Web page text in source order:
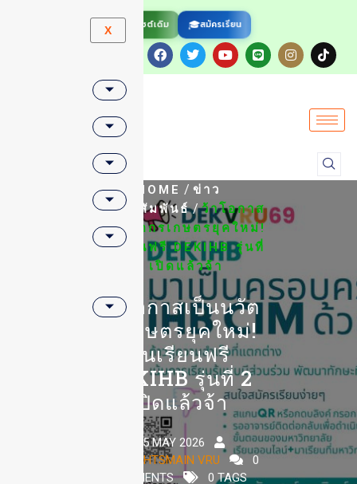
เว็บไซต์เดิม 🎓สมัครเรียน
X
HOME / ข่าว
ประชาสัมพันธ์/ว้าโอกาส
เป็นนวัตกรเกษตรยุคใหม่!
ทุนเรียนฟรี DEKIHB รุ่นที่
2 เปิดแล้วจ้า
ว้าโอกาสเป็นนวัต
กรเกษตรยุคใหม่!
ทุนเรียนฟรี
DEKIHB รุ่นที่ 2
เปิดแล้วจ้า
5 MAY 2026
HIGHLIGHTSMAIN VRU
0
COMMENTS
0 TAGS